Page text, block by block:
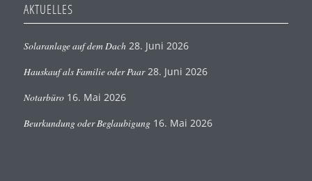
AKTUELLES
Solaranlage auf dem Dach 28. Juni 2026
Hauskauf als Familie oder Paar 28. Juni 2026
Notarbüro 16. Mai 2026
Beurkundung oder Beglaubigung 16. Mai 2026